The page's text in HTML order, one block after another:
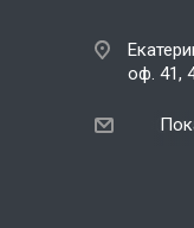
оф. 41,